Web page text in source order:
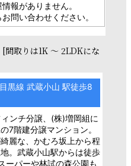
報がありません。
お問い合わせください。
[間取りは1K ～ 2LDKにな
黒線 武蔵小山 駅徒歩8
ンチ分譲、(株)増岡組に
7階建分譲マンション。
麗な、かむろ坂上から程
。武蔵小山駅からは徒歩
ーパーや林試の森公園も